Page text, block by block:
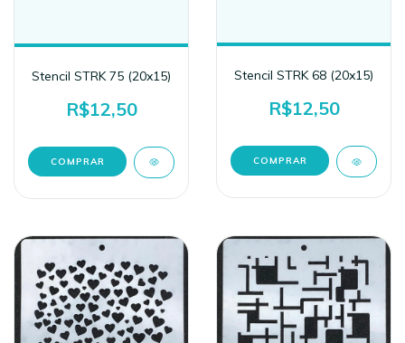
Stencil STRK 75 (20x15)
R$12,50
Stencil STRK 68 (20x15)
R$12,50